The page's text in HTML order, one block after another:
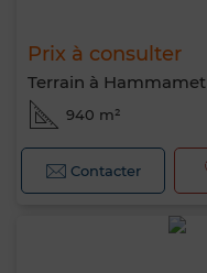
Prix à consulter
Terrain à Hammamet
940 m²
Contacter